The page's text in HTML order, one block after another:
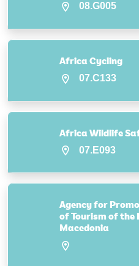
08.G005
Africa Cycling
07.C133
Africa Wildlife
07.E093
Agency for
of Tourism of the
Macedonia